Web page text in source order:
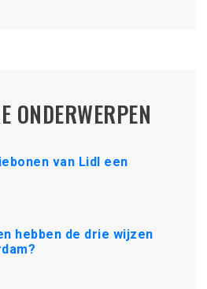
ONDERWERPEN
van Lidl een
hebben de drie wijzen